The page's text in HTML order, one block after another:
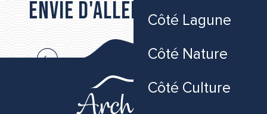
Côté Lagune
Côté Nature
Côté Culture
CENTRE EQUESTRE DES ONGLOUS
Envie d'aller plus loin...
Les incontournables de Poussan